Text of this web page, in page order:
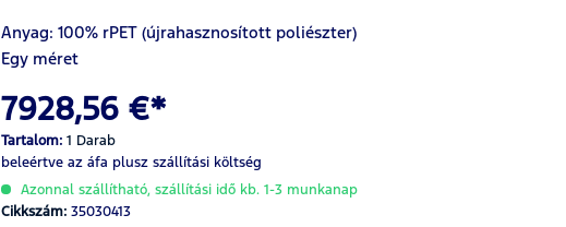
Anyag:100% rPET (újrahasznosított poliészter)
Egy méret
7928,56 €*
Tartalom:1 Darab
beleértve az áfa plusz szállítási költség
Azonnal szállítható, szállítási idő kb. 1-3 munkanap
Cikkszám:35030413